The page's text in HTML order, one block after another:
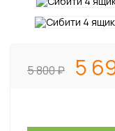
5 800 5